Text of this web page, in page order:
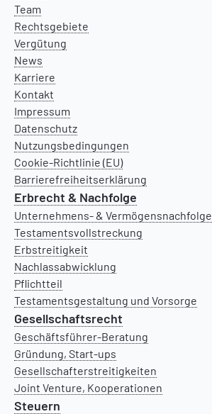
Team
Rechtsgebiete
Vergütung
News
Karriere
Kontakt
Impressum
Datenschutz
Nutzungsbedingungen
Cookie-Richtlinie (EU)
Barrierefreiheitserklärung
Erbrecht & Nachfolge
Unternehmens- & Vermögensnachfolge
Testamentsvollstreckung
Erbstreitigkeit
Nachlassabwicklung
Pflichtteil
Testamentsgestaltung und Vorsorge
Gesellschaftsrecht
Geschäftsführer-Beratung
Gründung, Start-ups
Gesellschafterstreitigkeiten
Joint Venture, Kooperationen
Steuern